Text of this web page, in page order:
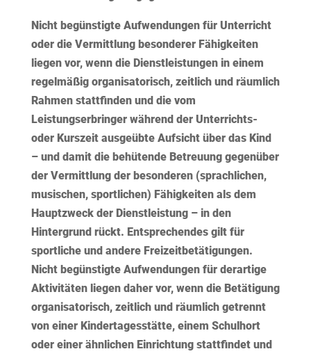
Nicht begünstigte Aufwendungen für Unterricht
oder die Vermittlung besonderer Fähigkeiten
liegen vor, wenn die Dienstleistungen in einem
regelmäßig organisatorisch, zeitlich und räumlich
Rahmen stattfinden und die vom
Leistungserbringer während der Unterrichts-
oder Kurszeit ausgeübte Aufsicht über das Kind
– und damit die behütende Betreuung gegenüber
der Vermittlung der besonderen (sprachlichen,
musischen, sportlichen) Fähigkeiten als dem
Hauptzweck der Dienstleistung – in den
Hintergrund rückt. Entsprechendes gilt für
sportliche und andere Freizeitbetätigungen.
Nicht begünstigte Aufwendungen für derartige
Aktivitäten liegen daher vor, wenn die Betätigung
organisatorisch, zeitlich und räumlich getrennt
von einer Kindertagesstätte, einem Schulhort
oder einer ähnlichen Einrichtung stattfindet und